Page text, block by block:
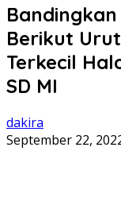
Berikut
Terkecil
SD MI
dakira
September 22,